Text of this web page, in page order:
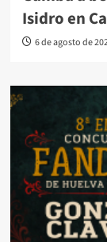
Isidro en
6 de agosto de